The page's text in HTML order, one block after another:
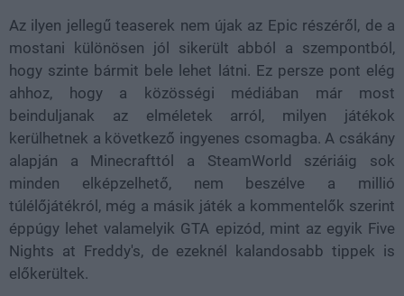
Az ilyen jellegű teaserek nem újak az Epic részéről, de a
mostani különösen jól sikerült abból a szempontból,
hogy szinte bármit bele lehet látni. Ez persze pont elég
ahhoz, hogy a közösségi médiában már most
beinduljanak az elméletek arról, milyen játékok
kerülhetnek a következő ingyenes csomagba. A csákány
alapján a Minecrafttól a SteamWorld szériáig sok
minden elképzelhető, nem beszélve a millió
túlélőjátékról, még a másik játék a kommentelők szerint
éppúgy lehet valamelyik GTA epizód, mint az egyik Five
Nights at Freddy's, de ezeknél kalandosabb tippek is
előkerültek.